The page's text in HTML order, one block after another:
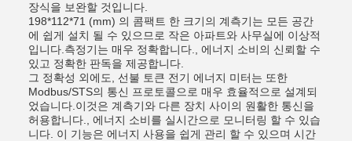
장식을 보완할 것입니다.
198*112*71 (mm) 의 콤팩트 한 크기의 계측기는 모든 공간
에 쉽게 설치 될 수 있으므로 작은 아파트와 사무실에 이상적
입니다.측정기는 매우 정확합니다., 에너지 소비의 신뢰할 수
있고 정확한 판독을 제공합니다.
그 정확성 외에도, 선불 토큰 전기 에너지 미터는 또한
Modbus/STS의 통신 프로토콜으로 매우 효율적으로 설계되
었습니다.이것은 계측기와 다른 장치 사이의 원활한 통신을
허용합니다., 에너지 소비를 실시간으로 모니터링 할 수 있습
니다. 이 기능은 에너지 사용을 쉽게 관리 할 수 있으며 시간